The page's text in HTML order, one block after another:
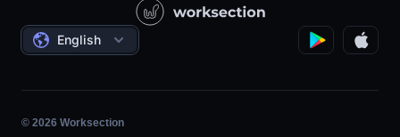
Státní / Sociální projekty
Řízení projektů
Hodina
Agilní
Dohody
English
© 2026 Worksection